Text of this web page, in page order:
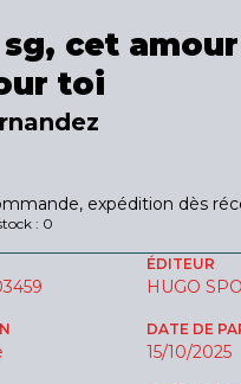
cet
toi
expédition dès
: 0
ÉDITEUR
HUGO
DATE DE
15/10/2025